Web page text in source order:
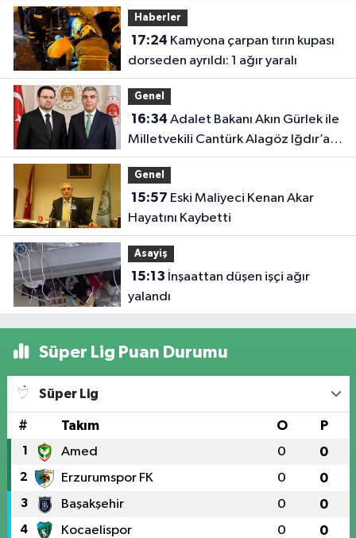
Haberler
17:24
dorseden ayrıldı: 1 ağır yaralı
Genel
16:34
Milletvekili Cantürk Alagöz Iğdır’a
Geliyor
Genel
15:57
Hayatını Kaybetti
Asayiş
15:13
yalandı
Süper Lig Puan Durumu
Süper Lig
# Takım O P
1 Amed 0 0
2 Erzurumspor FK 0 0
3 Başakşehir 0 0
4 Kocaelispor 0 0